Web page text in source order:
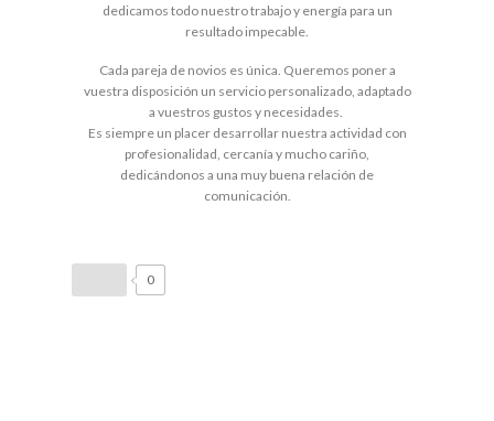
dedicamos todo nuestro trabajo y energía para un
resultado impecable.
Cada pareja de novios es única. Queremos poner a
vuestra disposición un servicio personalizado, adaptado
a vuestros gustos y necesidades.
Es siempre un placer desarrollar nuestra actividad con
profesionalidad, cercanía y mucho cariño,
dedicándonos a una muy buena relación de
comunicación.
0